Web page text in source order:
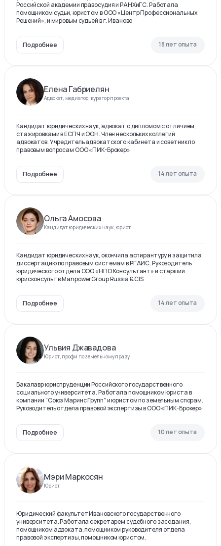
Российской академии правосудия и РАНХиГС. Работала
помощником судьи, юристом в ООО «Центр Профессиональных
Решений», и мировым судьей в г. Иваново
Подробнее 18 лет опыта
Елена Габриелян
Адвокат, медиатор, куратор проекта
Кандидат юридических наук, адвокат с дипломом с отличием,
стажировками в ЕСПЧ и ООН. Член нескольких коллегий
адвокатов. Учредитель адвокатского кабинета и советник по
правовым вопросам ООО «ПИК-Брокер»
Подробнее 14 лет опыта
Ольга Амосова
Кандидат юридических наук, юрист
Кандидат юридических наук, окончила аспирантуру и защитила
диссертацию по правовым системам в РГАИС. Руководитель
юридического отдела ООО «НПО Консультант» и старший
юрисконсульт в ManpowerGroup Russia & CIS
Подробнее 14 лет опыта
Ульвия Джавадова
Юрист, профи по земельному праву
Бакалавр юриспруденции Российского государственного
социального университета. Работала помощником юриста в
компании “Союз Маринс Групп” и юристом по земельным спорам.
Руководитель отдела правовой экспертизы в ООО «ПИК-Брокер»
Подробнее 10 лет опыта
Мэри Маркосян
Юрист
Юридический факультет Ивановского государственного
университета. Работала секретарем судебного заседания,
помощником адвоката, помощником руководителя отдела
правовой экспертизы, помощником юристом.